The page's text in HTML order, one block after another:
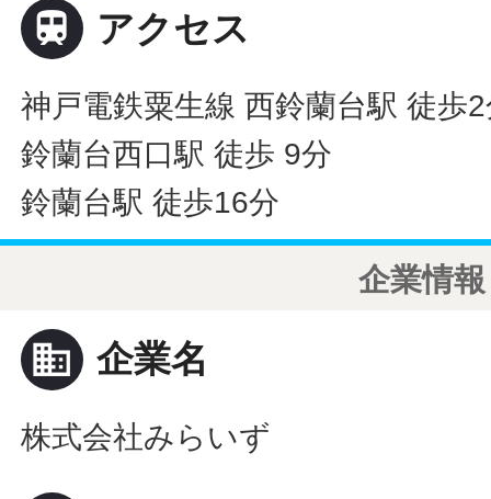
 アクセス
神戸電鉄粟生線 西鈴蘭台駅 徒歩
鈴蘭台西口駅 徒歩 9分
鈴蘭台駅 徒歩16分
企業情報
business 企業名
株式会社みらいず